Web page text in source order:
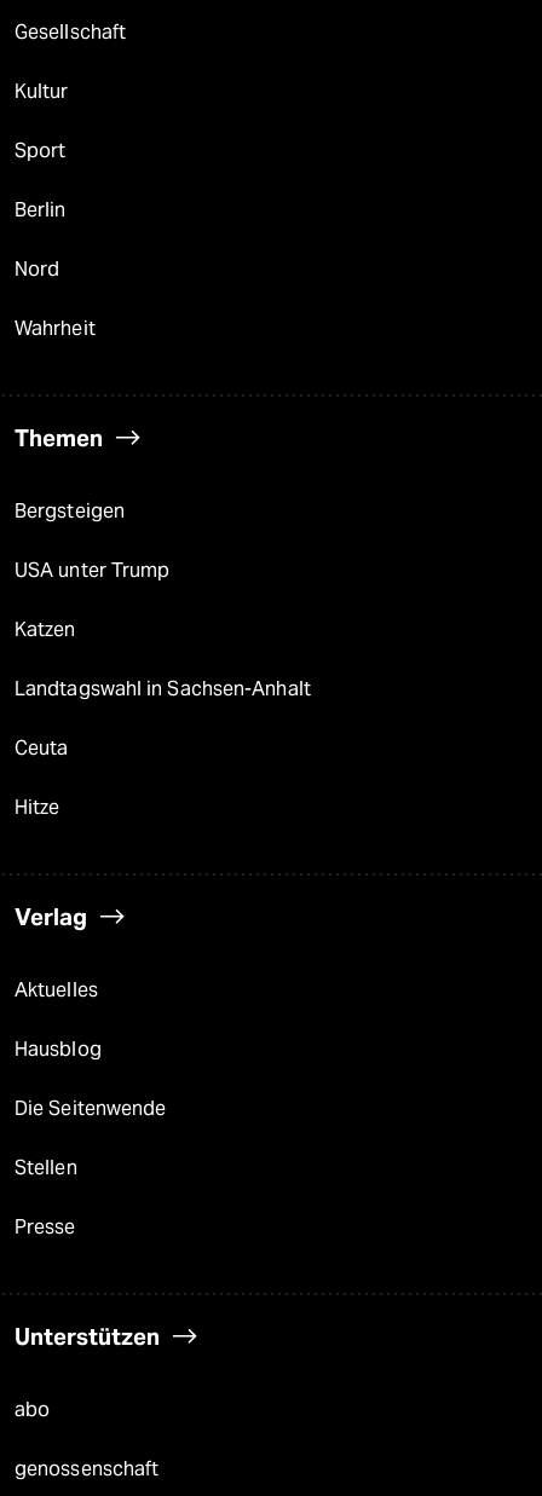
Gesellschaft
Kultur
Sport
Berlin
Nord
Wahrheit
Themen
Bergsteigen
USA unter Trump
Katzen
Landtagswahl in Sachsen-Anhalt
Ceuta
Hitze
Verlag
Aktuelles
Hausblog
Die Seitenwende
Stellen
Presse
Unterstützen
abo
genossenschaft